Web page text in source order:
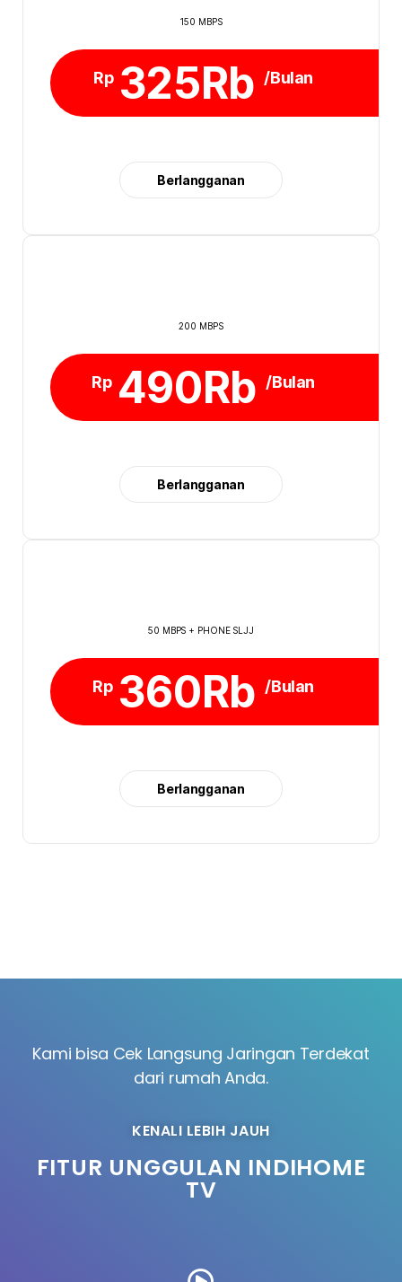
150 MBPS
Rp 325Rb /Bulan
Berlangganan
200 MBPS
Rp 490Rb /Bulan
Berlangganan
50 MBPS + PHONE SLJJ
Rp 360Rb /Bulan
Berlangganan
Kami bisa Cek Langsung Jaringan Terdekat
dari rumah Anda.
KENALI LEBIH JAUH
FITUR UNGGULAN INDIHOME
TV